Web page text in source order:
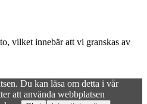
vilket innebär att vi granskas av
Du kan läsa om detta i vår
att använda webbplatsen